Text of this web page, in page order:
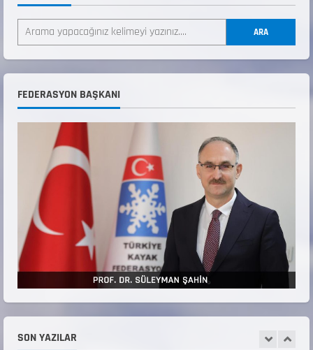
ARA
FEDERASYON BAŞKANI
SON YAZILAR
2
ŞAMPİYONASI
22 Temmuz 2026
3
ŞAMPİYONASI GÖREVLİ LİSTESİ
Teknik Kurul ve Alt Kurul Üyelerimiz
Belirlendi
18 Temmuz 2026
5
KAYAKLI KOŞU VE BİATHLON 3.KADEME
ANTRENÖRLÜK KURSU DUYURUSU
12 Temmuz 2026
1
Millî Savunma Bakanlığı Kara, Deniz ve Hava
Kuvvetleri Komutanlıklarına 2026 Yılı (2026-